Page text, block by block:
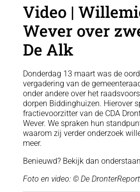
Video |
Wever over
De Alk
Donderdag 13 maart was de
vergadering van de
onder andere over het
dorpen Biddinghuizen. Hierover
fractievoorzitter van de CDA
Wever. We spraken hun
waarom zij verder onderzoek
meer.
Benieuwd? Bekijk dan
Foto en video: © De